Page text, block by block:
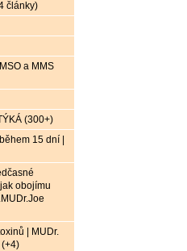
články)
a MMS
(300+)
15 dní |
obojímu
| MUDr.